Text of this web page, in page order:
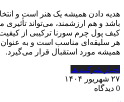
هدیه دادن همیشه یک هنر است و
باشد و هم ارزشمند، می‌تواند
کیف پول چرم سورنا ترکیبی از
هر سلیقه‌ای مناسب است و به عنوان
همیشه مورد استقبال قرار می‌گیرد.
اخبار شرکت ها
۲۷ شهریور ۱۴۰۴
0 دیدگاه